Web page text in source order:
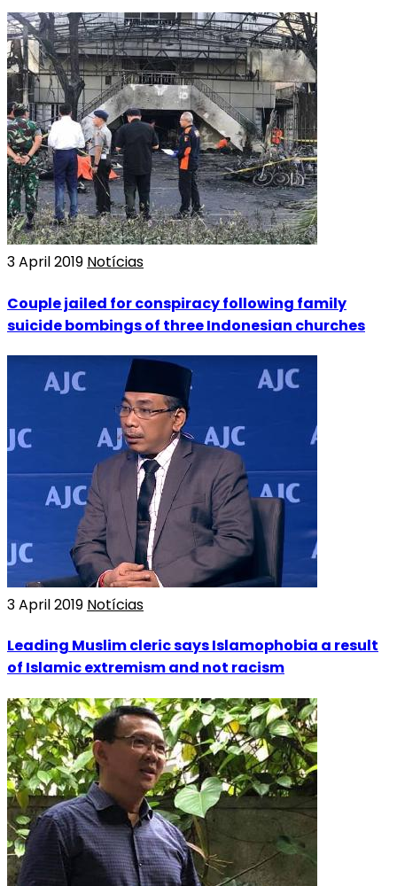
3 April 2019 Notícias
Couple jailed for conspiracy following family
suicide bombings of three Indonesian churches
3 April 2019 Notícias
Leading Muslim cleric says Islamophobia a result
of Islamic extremism and not racism